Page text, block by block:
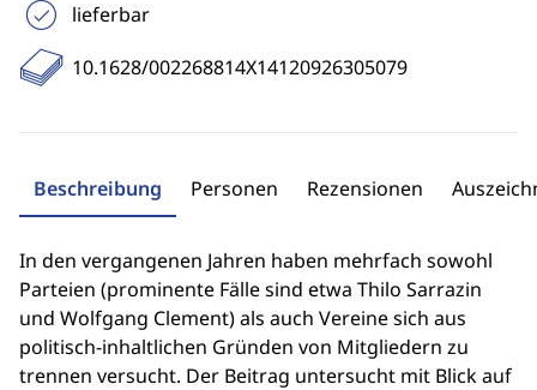
lieferbar
10.1628/002268814X14120926305079
Beschreibung Personen Rezensionen
In den vergangenen Jahren haben mehrfach sowohl
Parteien (prominente Fälle sind etwa Thilo Sarrazin
und Wolfgang Clement) als auch Vereine sich aus
politisch-inhaltlichen Gründen von Mitgliedern zu
trennen versucht. Der Beitrag untersucht mit Blick auf